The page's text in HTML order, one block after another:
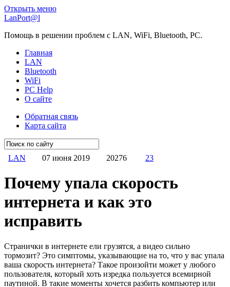
Открыть меню
LanPort@l
Помощь в решении проблем с LAN, WiFi, Bluetooth, PC.
Главная
LAN
Bluetooth
WiFi
PC Help
О сайте
Обратная связь
Карта сайта
LAN 07 июня 2019 20276 23
Почему упала скорость
интернета и как это
исправить
Странички в интернете ели грузятся, а видео сильно
тормозит? Это симптомы, указывающие на то, что у вас упала
ваша скорость интернета? Такое произойти может у любого
пользователя, который хоть изредка пользуется всемирной
паутиной. В такие моменты хочется разбить компьютер или